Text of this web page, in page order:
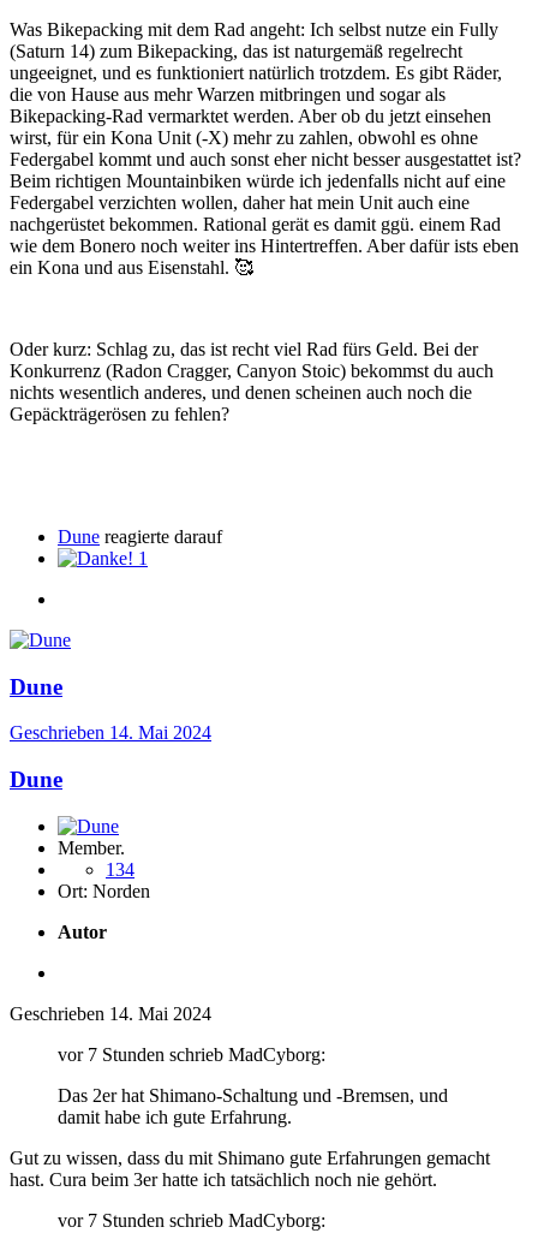
Was Bikepacking mit dem Rad angeht: Ich selbst nutze ein Fully
(Saturn 14) zum Bikepacking, das ist naturgemäß regelrecht
ungeeignet, und es funktioniert natürlich trotzdem. Es gibt Räder,
die von Hause aus mehr Warzen mitbringen und sogar als
Bikepacking-Rad vermarktet werden. Aber ob du jetzt einsehen
wirst, für ein Kona Unit (-X) mehr zu zahlen, obwohl es ohne
Federgabel kommt und auch sonst eher nicht besser ausgestattet ist?
Beim richtigen Mountainbiken würde ich jedenfalls nicht auf eine
Federgabel verzichten wollen, daher hat mein Unit auch eine
nachgerüstet bekommen. Rational gerät es damit ggü. einem Rad
wie dem Bonero noch weiter ins Hintertreffen. Aber dafür ists eben
ein Kona und aus Eisenstahl. 🥰
Oder kurz: Schlag zu, das ist recht viel Rad fürs Geld. Bei der
Konkurrenz (Radon Cragger, Canyon Stoic) bekommst du auch
nichts wesentlich anderes, und denen scheinen auch noch die
Gepäckträgerösen zu fehlen?
Dune reagierte darauf
1
Dune
Geschrieben 14. Mai 2024
Dune
Member.
134
Ort: Norden
Autor
Geschrieben 14. Mai 2024
vor 7 Stunden schrieb MadCyborg:
Das 2er hat Shimano-Schaltung und -Bremsen, und
damit habe ich gute Erfahrung.
Gut zu wissen, dass du mit Shimano gute Erfahrungen gemacht
hast. Cura beim 3er hatte ich tatsächlich noch nie gehört.
vor 7 Stunden schrieb MadCyborg: